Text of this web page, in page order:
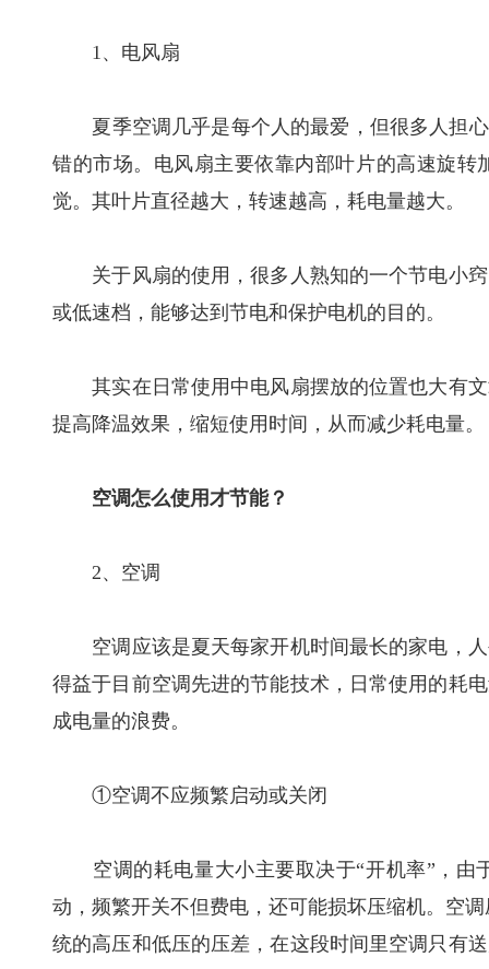
1、电风扇
夏季空调几乎是每个人的最爱，但很多人担心
错的市场。电风扇主要依靠内部叶片的高速旋
觉。其叶片直径越大，转速越高，耗电量越大。
关于风扇的使用，很多人熟知的一个节电小窍
或低速档，能够达到节电和保护电机的目的。
其实在日常使用中电风扇摆放的位置也大有文
提高降温效果，缩短使用时间，从而减少耗电量。
空调怎么使用才节能？
2、空调
空调应该是夏天每家开机时间最长的家电，人
得益于目前空调先进的节能技术，日常使用的耗
成电量的浪费。
①空调不应频繁启动或关闭
空调的耗电量大小主要取决于“开机率”，由
动，频繁开关不但费电，还可能损坏压缩机。空
统的高压和低压的压差，在这段时间里空调只有